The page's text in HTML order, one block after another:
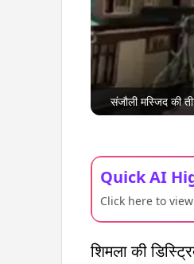
संजौली मस्जिद की
Quick AI
Click here to
शिमला की